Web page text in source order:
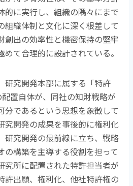
的に実行し、組織の隅々にまで
組織体制と文化に深く根差して
創出の効率性と機密保持の堅牢
て合理的に設計されている。
研究開発本部に属する「特許
置自体が、同社の知財戦略が
分であるという思想を象徴して
究開発の成果を事後的に権利化
研究開発の最前線に立ち、戦略
の構築を主導する役割を担って
究所に配置された特許担当者が
許出願、権利化、他社特許権の